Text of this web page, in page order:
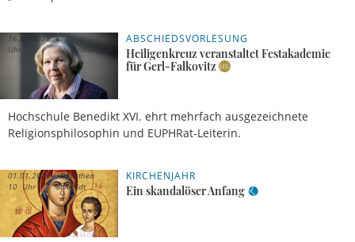
ABSCHIEDSVORLESUNG
Heiligenkreuz veranstaltet Festakademie
für Gerl-Falkovitz
Hochschule Benedikt XVI. ehrt mehrfach ausgezeichnete
Religionsphilosophin und EUPHRat-Leiterin.
16.01.2026, 13
Uhr
Meldung
KIRCHENJAHR
Ein skandalöser Anfang
01.01.2026,
10 Uhr
Dorothea
Schmidt